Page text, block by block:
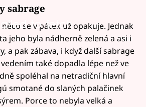
sabrage
to fetch
se v pátek už opakuje. Jednak
jeho byla nádherně zelená a asi i
a pak zábava, i když další sabrage
také dopadla lépe než ve
spoléhal na netradiční hlavní
smotané do slaných palačinek
Porce to nebyla velká a